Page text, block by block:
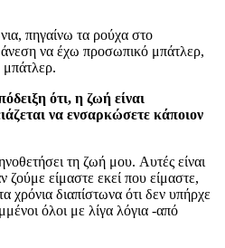
πηγαίνω τα ρούχα στο
να έχω προσωπικό μπάτλερ,
μπάτλερ.
ότι, η ζωή είναι
να ενσαρκώσετε κάποιον
τη ζωή μου. Αυτές είναι
είμαστε εκεί που είμαστε,
χρόνια διαπίστωνα ότι δεν υπήρχε
όλοι με λίγα λόγια -από